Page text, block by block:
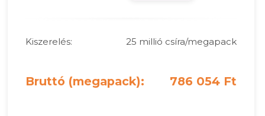
Kiszerelés: 25 millió csíra/megapack
Bruttó (megapack): 786 054 Ft